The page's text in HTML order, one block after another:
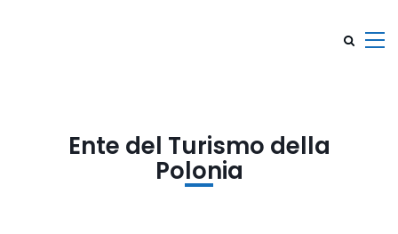
Ente del Turismo della
Polonia